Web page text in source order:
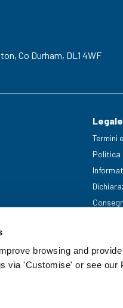
browsing and
via 'Customise' or see our
Co Durham, DL1 4WF
Legale
Termini
Politica
20085499